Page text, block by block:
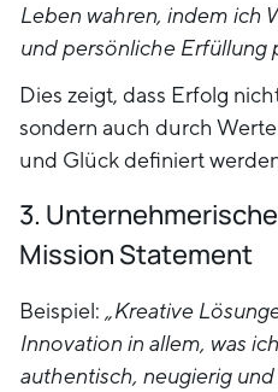
Leben wahren, indem ich
und persönliche Erfüllung
Dies zeigt, dass Erfolg
sondern auch durch
und Glück definiert
3.
Mission Statement
Beispiel: „Kreative
Innovation in allem, was
authentisch, neugierig